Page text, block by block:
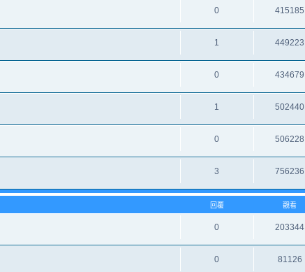
0 415185
1 449223
0 434679
1 502440
0 506228
3 756236
回覆 觀看
0 203344
0 81126